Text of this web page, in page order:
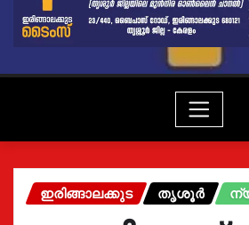
ഇരിങ്ങാലക്കുട തൃശൂർ